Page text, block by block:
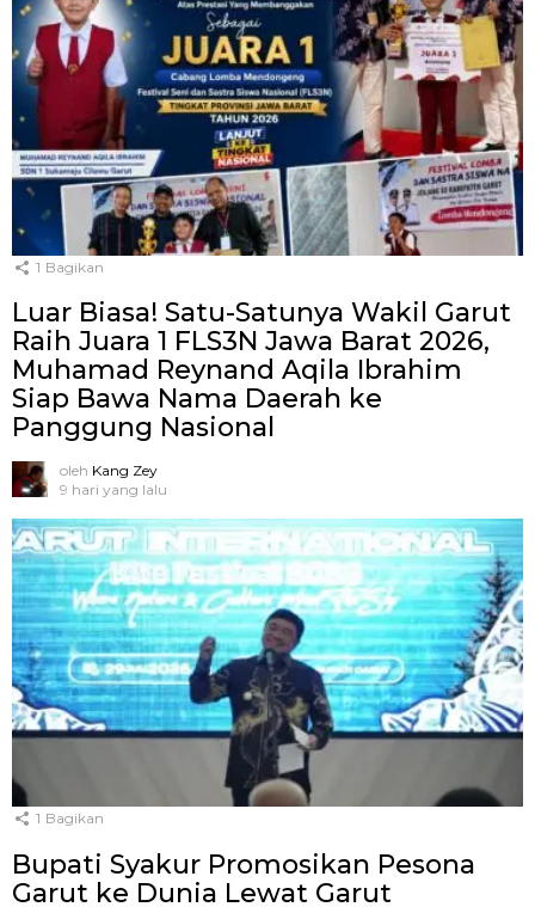
1 Bagikan
Luar Biasa! Satu-Satunya Wakil Garut
Raih Juara 1 FLS3N Jawa Barat 2026,
Muhamad Reynand Aqila Ibrahim
Siap Bawa Nama Daerah ke
Panggung Nasional
oleh Kang Zey
9 hari yang lalu
1 Bagikan
Bupati Syakur Promosikan Pesona
Garut ke Dunia Lewat Garut